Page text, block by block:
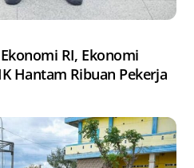
RI, Ekonomi
Hantam Ribuan Pekerja